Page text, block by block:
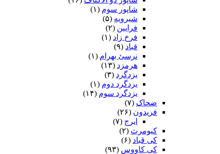
شاپور سوم‏ (۱)
شیرویه (۵)
فرایین (۲)
فرخ زاد (۱)
قباد (۹)
نرسئ بهرام‏ (۱)
هرمزد (۱۳)
یزدگرد (۳)
یزدگرد دوم (۱)
یزدگرد سوم (۱۴)
ضحاک (۷)
فریدون (۲۶)
ایرج (۷)
کیومرث (۲)
کی قباد (۶)
کی کاووس (۹۳)